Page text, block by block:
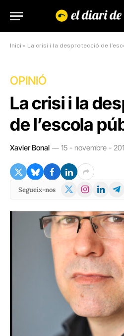
Inici » La crisi i la desprotecció de
OPINIÓ
La crisi i la
de l’escola
Xavier Bonal 15 - novembre -
Segueix-nos
X
Instagram
LinkedIn